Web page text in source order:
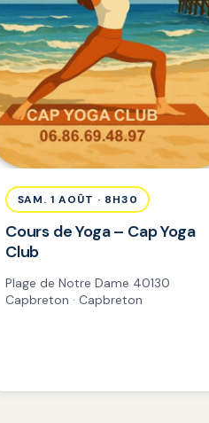
SAM. 1 AOÛT · 8H30
Cours de Yoga – Cap Yoga
Club
Plage de Notre Dame 40130
Capbreton · Capbreton